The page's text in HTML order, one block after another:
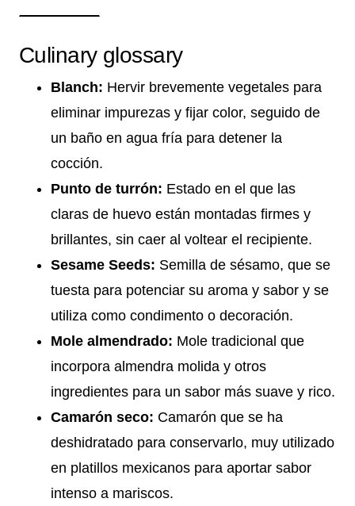
Culinary glossary
Blanch: Hervir brevemente vegetales para
eliminar impurezas y fijar color, seguido de
un baño en agua fría para detener la
cocción.
Punto de turrón: Estado en el que las
claras de huevo están montadas firmes y
brillantes, sin caer al voltear el recipiente.
Sesame Seeds: Semilla de sésamo, que se
tuesta para potenciar su aroma y sabor y se
utiliza como condimento o decoración.
Mole almendrado: Mole tradicional que
incorpora almendra molida y otros
ingredientes para un sabor más suave y rico.
Camarón seco: Camarón que se ha
deshidratado para conservarlo, muy utilizado
en platillos mexicanos para aportar sabor
intenso a mariscos.